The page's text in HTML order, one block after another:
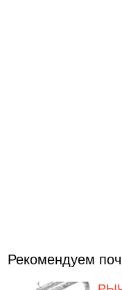
Рекомендуем